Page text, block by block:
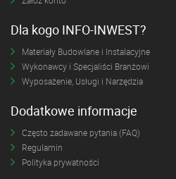
Dla kogo INFO-INWEST?
Materiały Budowlane i Instalacyjne
Wykonawcy i Specjaliści Branżowi
Wyposażenie, Usługi i Narzędzia
Dodatkowe informacje
Często zadawane pytania (FAQ)
Regulamin
Polityka prywatności